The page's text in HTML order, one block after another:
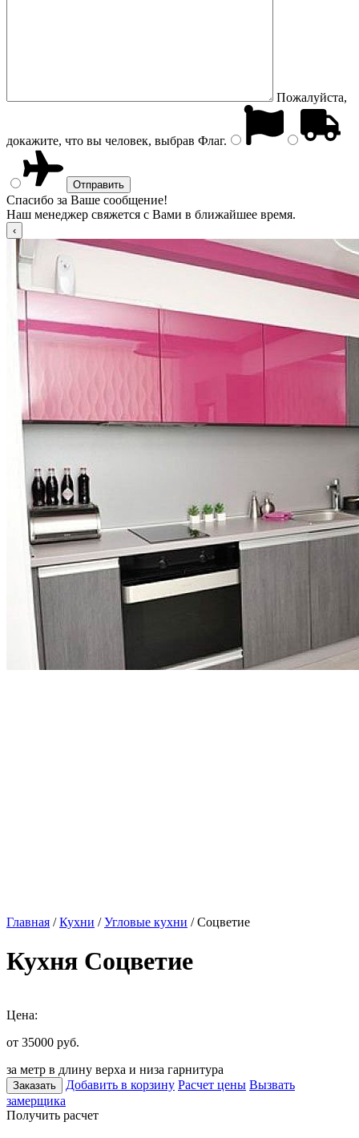
Пожалуйста,
докажите, что вы человек, выбрав Флаг.
Спасибо за Ваше сообщение!
Наш менеджер свяжется с Вами в ближайшее время.
Главная /Кухни /Угловые кухни / Соцветие
Кухня Соцветие
Цена:
от 35000 руб.
за метр в длину верха и низа гарнитура
Заказать Добавить в корзину Расчет цены Вызвать
замерщика
Получить расчет